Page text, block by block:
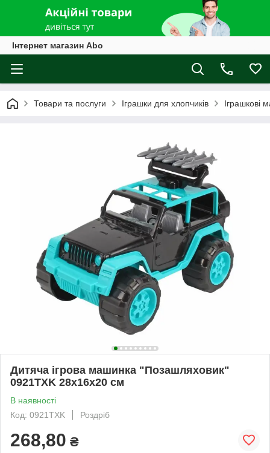
Інтернет магазин Abo
Товари та послуги Іграшки для хлопчиків Іграшкові
Дитяча ігрова машинка "Позашляховик"
0921TXK 28х16х20 см
В наявності
Код: 0921TXK
Роздріб
268,80 ₴